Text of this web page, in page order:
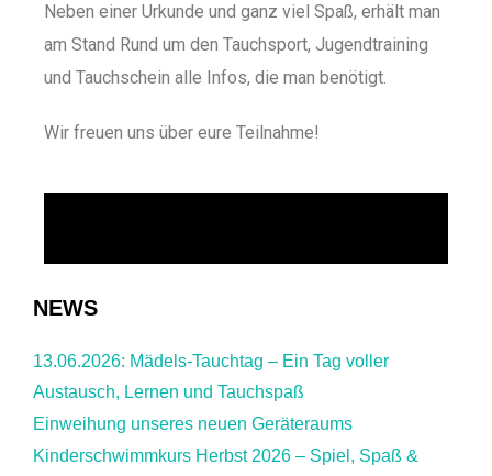
Neben einer Urkunde und ganz viel Spaß, erhält man
am Stand Rund um den Tauchsport, Jugendtraining
und Tauchschein alle Infos, die man benötigt.
Wir freuen uns über eure Teilnahme!
NEWS
13.06.2026: Mädels-Tauchtag – Ein Tag voller
Austausch, Lernen und Tauchspaß
Einweihung unseres neuen Geräteraums
Kinderschwimmkurs Herbst 2026 – Spiel, Spaß &